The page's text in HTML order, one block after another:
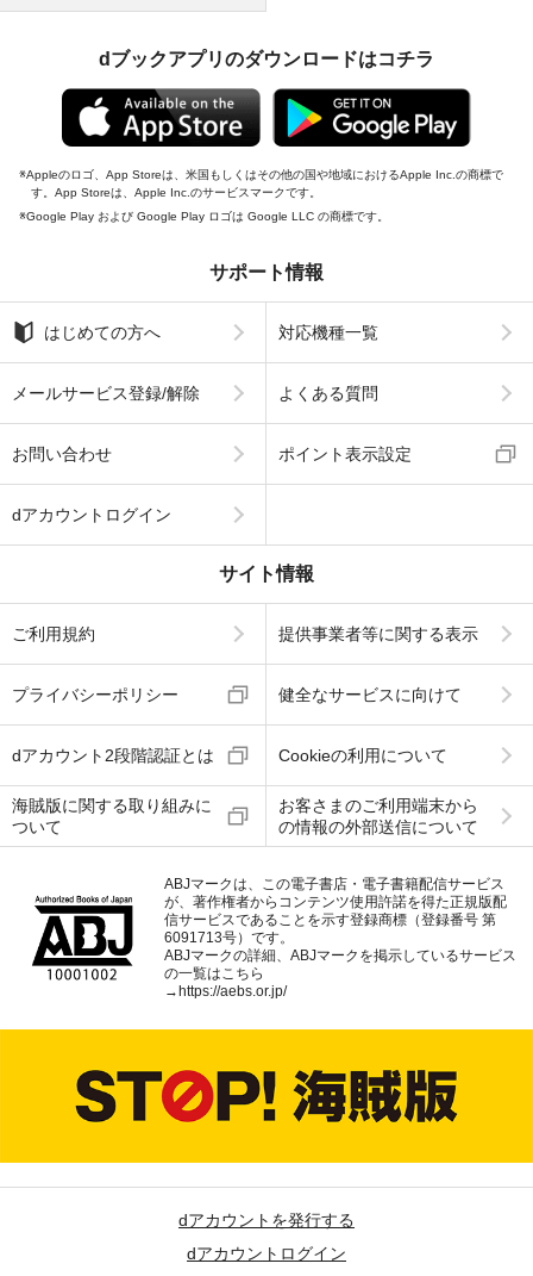
dブックアプリのダウンロードはコチラ
Appleのロゴ、App Storeは、米国もしくはその他の国や地域におけるApple Inc.の商標で
す。App Storeは、Apple Inc.のサービスマークです。
Google Play および Google Play ロゴは Google LLC の商標です。
サポート情報
はじめての方へ 対応機種一覧
メールサービス登録/解除 よくある質問
お問い合わせ ポイント表示設定
dアカウントログイン
サイト情報
ご利用規約 提供事業者等に関する表示
プライバシーポリシー 健全なサービスに向けて
dアカウント2段階認証とは Cookieの利用について
海賊版に関する取り組みに
ついて
お客さまのご利用端末から
の情報の外部送信について
ABJマークは、この電子書店・電子書籍配信サービス
が、著作権者からコンテンツ使用許諾を得た正規版配
信サービスであることを示す登録商標（登録番号 第
6091713号）です。
ABJマークの詳細、ABJマークを掲示しているサービス
の一覧はこちら
→ https://aebs.or.jp/
dアカウントを発行する
dアカウントログイン